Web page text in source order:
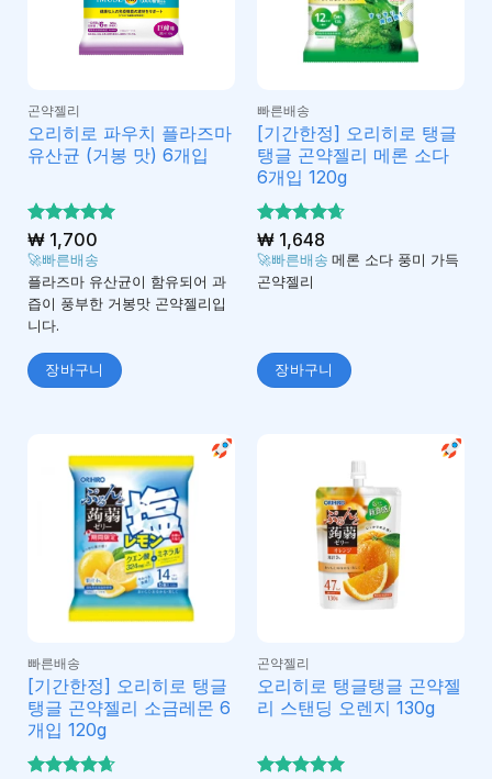
곤약젤리
오리히로 파우치 플라즈마
유산균 (거봉 맛) 6개입
5 중에서
5로 평가
됨
₩1,700
🚀빠른배송
플라즈마 유산균이 함유되어 과
즙이 풍부한 거봉맛 곤약젤리입
니다.
장바구니
빠른배송
[기간한정] 오리히로 탱글
탱글 곤약젤리 메론 소다
6개입 120g
5 중에서
4.67로 평
가됨
₩1,648
🚀빠른배송 메론 소다 풍미 가득
곤약젤리
장바구니
빠른배송
[기간한정] 오리히로 탱글
탱글 곤약젤리 소금레몬 6
개입 120g
곤약젤리
오리히로 탱글탱글 곤약젤
리 스탠딩 오렌지 130g